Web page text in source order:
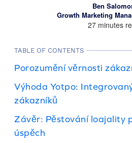
Ben
Growth Marketing
27 minutes
TABLE OF CONTENTS
Porozumění věrnosti
Výhoda Yotpo:
zákazníků
Závěr: Pěstování loajality
úspěch